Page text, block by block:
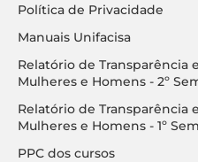
Política de Privacidade
Manuais Unifacisa
Relatório de Transparência
Mulheres e Homens - 2º
Relatório de Transparência
Mulheres e Homens - 1º
PPC dos cursos